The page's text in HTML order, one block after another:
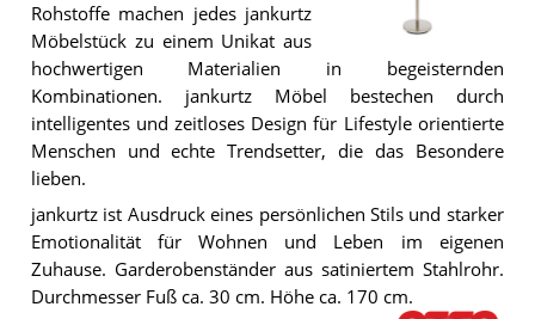
Jan
Kurtz
Kleiderständer
Glasgow
170
cm
hoch.
Rohstoffe machen jedes jankurtz
Möbelstück zu einem Unikat aus
hochwertigen Materialien in begeisternden
Kombinationen. jankurtz Möbel bestechen durch
intelligentes und zeitloses Design für Lifestyle orientierte
Menschen und echte Trendsetter, die das Besondere
lieben.
jankurtz ist Ausdruck eines persönlichen Stils und starker
Emotionalität für Wohnen und Leben im eigenen
Zuhause. Garderobenständer aus satiniertem Stahlrohr.
Durchmesser Fuß ca. 30 cm. Höhe ca. 170 cm.